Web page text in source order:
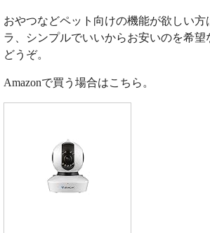
おやつなどペット向けの機能が欲しい方
ラ、シンプルでいいからお安いのを希
どうぞ。
Amazonで買う場合はこちら。